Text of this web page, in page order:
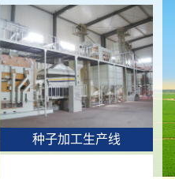
种子加工生产线